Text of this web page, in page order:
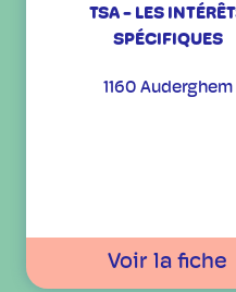
TSA - LES
SPÉCIFIQUES
1160 Auderghem
Voir la fiche